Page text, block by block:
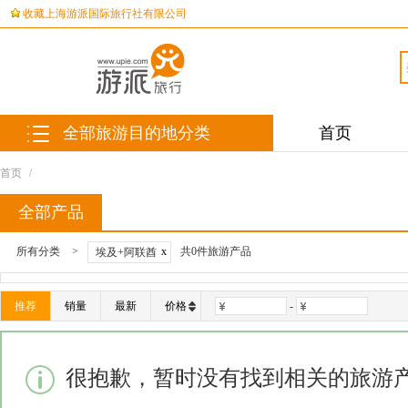
收藏上海游派国际旅行社有限公司
全部旅游目的地分类 首页
首页 /
全部产品
所有分类 > 埃及+阿联酋 x 共0件旅游产品
推荐 销量 最新 价格 -
很抱歉，暂时没有找到相关的旅游